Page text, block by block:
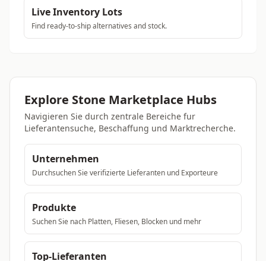
Live Inventory Lots
Find ready-to-ship alternatives and stock.
Explore Stone Marketplace Hubs
Navigieren Sie durch zentrale Bereiche fur
Lieferantensuche, Beschaffung und Marktrecherche.
Unternehmen
Durchsuchen Sie verifizierte Lieferanten und Exporteure
Produkte
Suchen Sie nach Platten, Fliesen, Blocken und mehr
Top-Lieferanten